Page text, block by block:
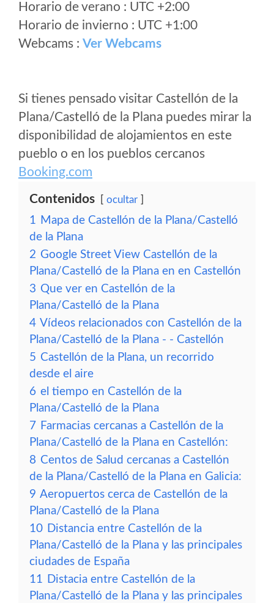
Horario de verano : UTC +2:00
Horario de invierno : UTC +1:00
Webcams : Ver Webcams
Si tienes pensado visitar Castellón de la
Plana/Castelló de la Plana puedes mirar la
disponibilidad de alojamientos en este
pueblo o en los pueblos cercanos
Booking.com
Contenidos ocultar
1 Mapa de Castellón de la Plana/Castelló
de la Plana
2 Google Street View Castellón de la
Plana/Castelló de la Plana en en Castellón
3 Que ver en Castellón de la
Plana/Castelló de la Plana
4 Vídeos relacionados con Castellón de la
Plana/Castelló de la Plana - - Castellón
5 Castellón de la Plana, un recorrido
desde el aire
6 el tiempo en Castellón de la
Plana/Castelló de la Plana
7 Farmacias cercanas a Castellón de la
Plana/Castelló de la Plana en Castellón:
8 Centos de Salud cercanas a Castellón
de la Plana/Castelló de la Plana en Galicia:
9 Aeropuertos cerca de Castellón de la
Plana/Castelló de la Plana
10 Distancia entre Castellón de la
Plana/Castelló de la Plana y las principales
ciudades de España
11 Distacia entre Castellón de la
Plana/Castelló de la Plana y las principales